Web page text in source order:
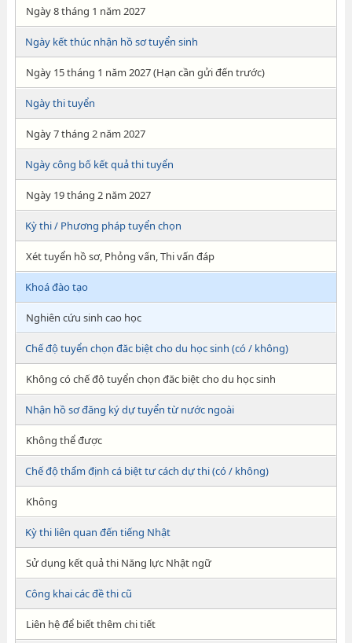
Ngày 8 tháng 1 năm 2027
Ngày kết thúc nhận hồ sơ tuyển sinh
Ngày 15 tháng 1 năm 2027 (Hạn cần gửi đến trước)
Ngày thi tuyển
Ngày 7 tháng 2 năm 2027
Ngày công bố kết quả thi tuyển
Ngày 19 tháng 2 năm 2027
Kỳ thi / Phương pháp tuyển chọn
Xét tuyển hồ sơ, Phỏng vấn, Thi vấn đáp
Khoá đào tạo
Nghiên cứu sinh cao học
Chế độ tuyển chọn đăc biệt cho du học sinh (có / không)
Không có chế độ tuyển chọn đăc biệt cho du học sinh
Nhận hồ sơ đăng ký dự tuyển từ nước ngoài
Không thể được
Chế độ thẩm định cá biệt tư cách dự thi (có / không)
Không
Kỳ thi liên quan đến tiếng Nhật
Sử dụng kết quả thi Năng lực Nhật ngữ
Công khai các đề thi cũ
Liên hệ để biết thêm chi tiết